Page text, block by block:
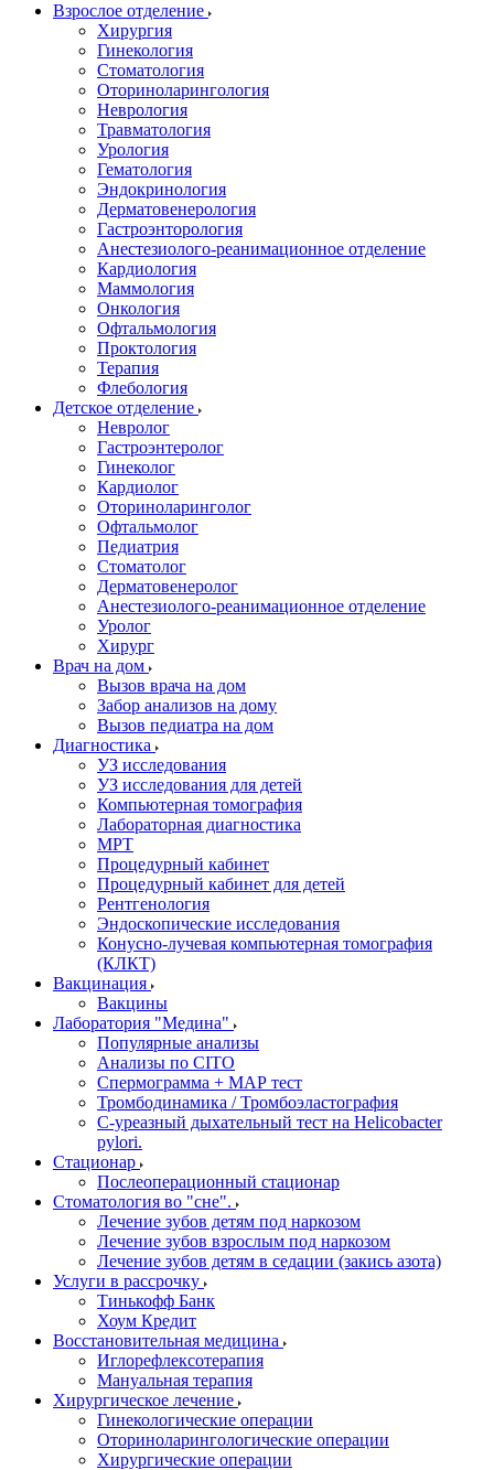
Взрослое отделение
Хирургия
Гинекология
Стоматология
Оториноларингология
Неврология
Травматология
Урология
Гематология
Эндокринология
Дерматовенерология
Гастроэнторология
Анестезиолого-реанимационное отделение
Кардиология
Маммология
Онкология
Офтальмология
Проктология
Терапия
Флебология
Детское отделение
Невролог
Гастроэнтеролог
Гинеколог
Кардиолог
Оториноларинголог
Офтальмолог
Педиатрия
Стоматолог
Дерматовенеролог
Анестезиолого-реанимационное отделение
Уролог
Хирург
Врач на дом
Вызов врача на дом
Забор анализов на дому
Вызов педиатра на дом
Диагностика
УЗ исследования
УЗ исследования для детей
Компьютерная томография
Лабораторная диагностика
МРТ
Процедурный кабинет
Процедурный кабинет для детей
Рентгенология
Эндоскопические исследования
Конусно-лучевая компьютерная томография
(КЛКТ)
Вакцинация
Вакцины
Лаборатория "Медина"
Популярные анализы
Анализы по CITO
Спермограмма + МАР тест
Тромбодинамика / Тромбоэластография
С-уреазный дыхательный тест на Helicobacter
pylori.
Стационар
Послеоперационный стационар
Стоматология во "сне".
Лечение зубов детям под наркозом
Лечение зубов взрослым под наркозом
Лечение зубов детям в седации (закись азота)
Услуги в рассрочку
Тинькофф Банк
Хоум Кредит
Восстановительная медицина
Иглорефлексотерапия
Мануальная терапия
Хирургическое лечение
Гинекологические операции
Оториноларингологические операции
Хирургические операции